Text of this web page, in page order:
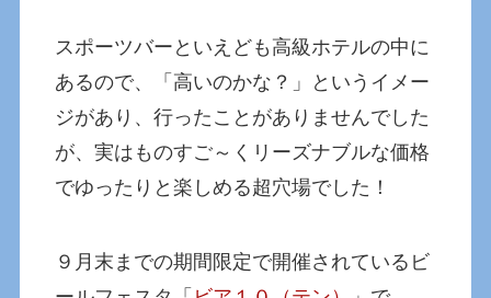
スポーツバーといえども高級ホテルの中に
あるので、「高いのかな？」というイメー
ジがあり、行ったことがありませんでした
が、実はものすご～くリーズナブルな価格
でゆったりと楽しめる超穴場でした！
９月末までの期間限定で開催されているビ